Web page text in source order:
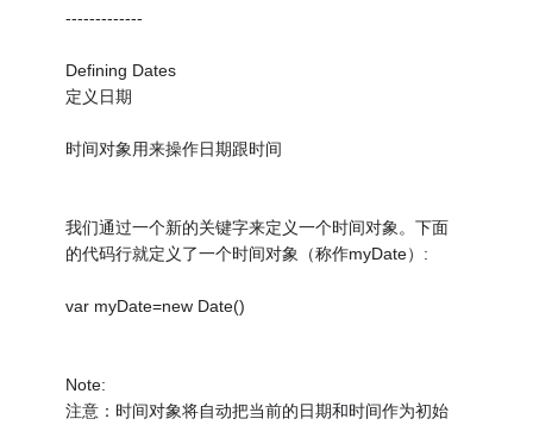
-------------
Defining Dates
定义日期
时间对象用来操作日期跟时间
我们通过一个新的关键字来定义一个时间对象。下面
的代码行就定义了一个时间对象（称作myDate）:
var myDate=new Date()
Note:
注意：时间对象将自动把当前的日期和时间作为初始